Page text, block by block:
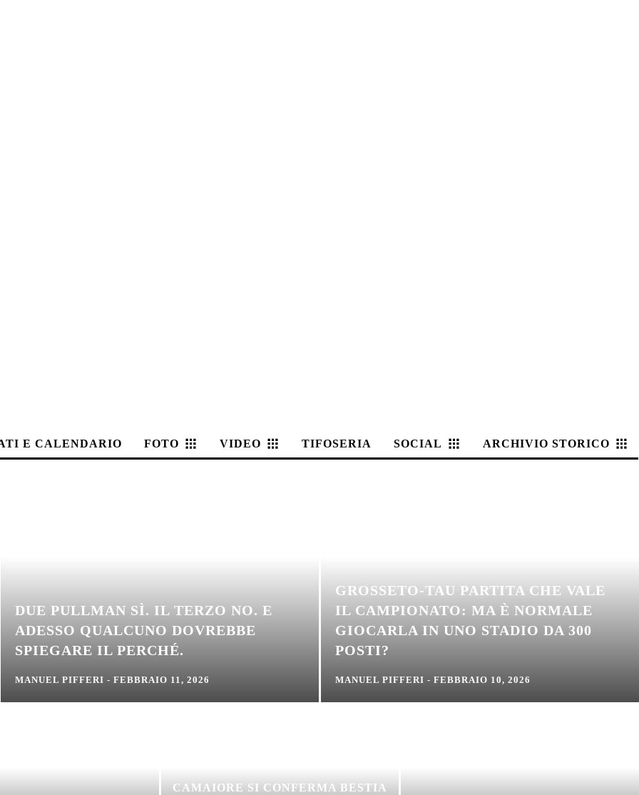
E CALENDARIO FOTO VIDEO TIFOSERIA SOCIAL ARCHIVIO STORICO
DUE PULLMAN SÌ. IL TERZO NO. E
ADESSO QUALCUNO DOVREBBE
SPIEGARE IL PERCHÉ.
MANUEL PIFFERI - FEBBRAIO 11, 2026
GROSSETO-TAU PARTITA CHE VALE
IL CAMPIONATO: MA È NORMALE
GIOCARLA IN UNO STADIO DA 300
POSTI?
MANUEL PIFFERI - FEBBRAIO 10, 2026
CAMAIORE SI CONFERMA BESTIA